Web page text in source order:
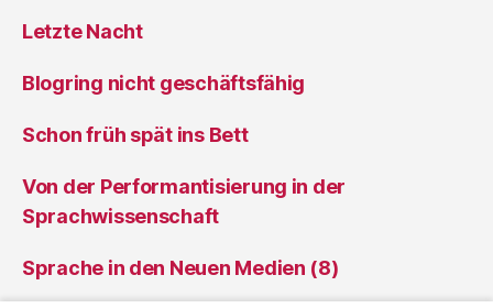
Letzte Nacht
Blogring nicht geschäftsfähig
Schon früh spät ins Bett
Von der Performantisierung in der
Sprachwissenschaft
Sprache in den Neuen Medien (8)